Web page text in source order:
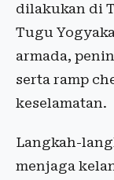
dilakukan di
Tugu
armada,
serta ramp
keselamatan.
Langkah-
menjaga